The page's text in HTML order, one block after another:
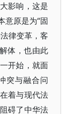
影响，这是
意原是为“固
律变革，客
体，也由此
开始，就面
突与融合问
着与现代法
碍了中华法